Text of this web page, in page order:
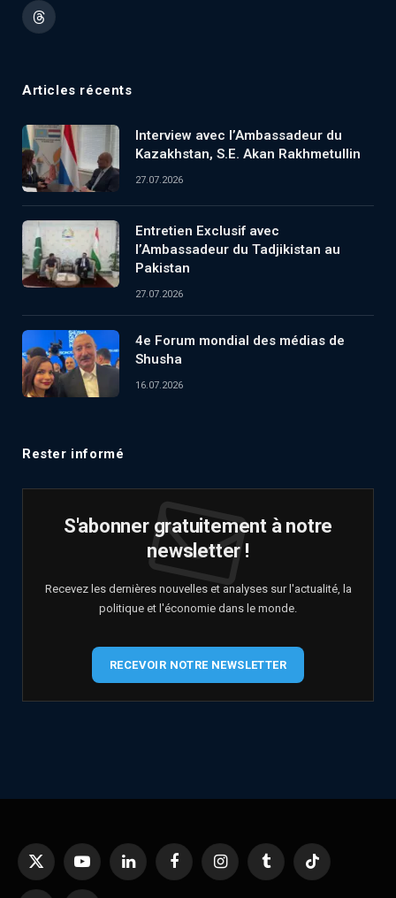
Threads
Articles récents
Interview avec l’Ambassadeur du
Kazakhstan, S.E. Akan Rakhmetullin
27.07.2026
Entretien Exclusif avec
l’Ambassadeur du Tadjikistan au
Pakistan
27.07.2026
4e Forum mondial des médias de
Shusha
16.07.2026
Rester informé
S'abonner gratuitement à notre
newsletter !
Recevez les dernières nouvelles et analyses sur l'actualité, la
politique et l'économie dans le monde.
RECEVOIR NOTRE NEWSLETTER
X
YouTubeLinkedIn FacebookInstagramTumblr TikTok